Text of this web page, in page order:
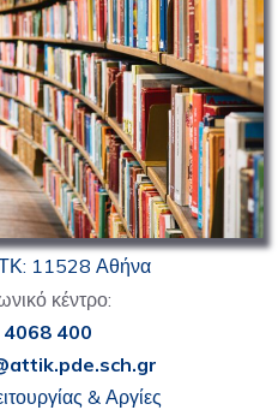
ΤΚ: 11528 Αθήνα
κέντρο:
400
& Αργίες